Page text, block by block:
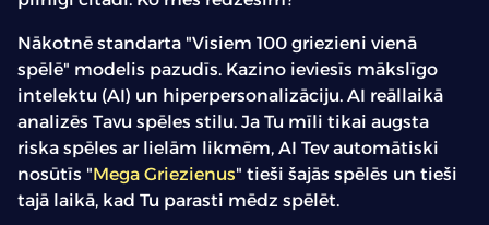
Nākotnē standarta "Visiem 100 griezieni vienā
spēlē" modelis pazudīs. Kazino ieviesīs mākslīgo
intelektu (AI) un hiperpersonalizāciju. AI reāllaikā
analizēs Tavu spēles stilu. Ja Tu mīli tikai augsta
riska spēles ar lielām likmēm, AI Tev automātiski
nosūtīs "Mega Griezienus" tieši šajās spēlēs un tieši
tajā laikā, kad Tu parasti mēdz spēlēt.